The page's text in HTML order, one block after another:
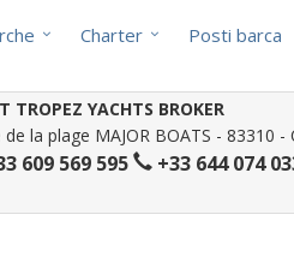
Charter Posti barca
TROPEZ YACHTS BROKER
la plage MAJOR BOATS - 83310 -
609 569 595 +33 644 074